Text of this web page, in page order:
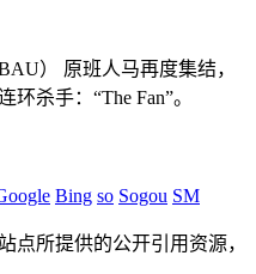
） 原班人马再度集结，
杀手：“The Fan”。
Bing so Sogou SM
点所提供的公开引用资源，